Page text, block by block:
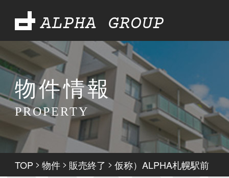
ALPHA GROUP
物件情報
PROPERTY
TOP > 物件 > 販売終了 > 仮称）ALPHA札幌駅前